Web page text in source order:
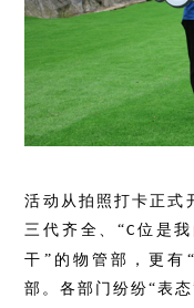
活动从拍照打卡正式
三代齐全、“C 位是我
干”的物管部，更有
部。各部门纷纷“表